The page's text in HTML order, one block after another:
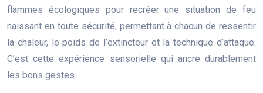
flammes écologiques pour recréer une situation de feu
naissant en toute sécurité, permettant à chacun de ressentir
la chaleur, le poids de l’extincteur et la technique d’attaque.
C’est cette expérience sensorielle qui ancre durablement
les bons gestes.